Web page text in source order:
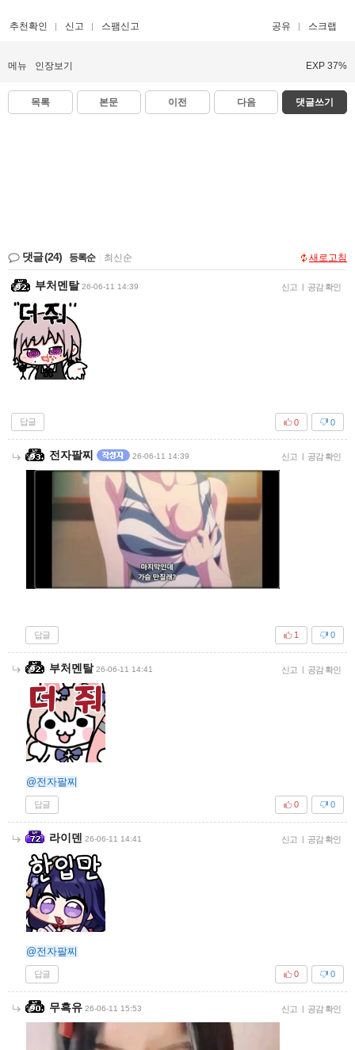
추천확인 신고 스팸신고 공유 스크랩
메뉴 인장보기 EXP 37%
목록 본문 이전 다음 댓글쓰기
댓글(24) 등록순 최신순 새로고침
부처멘탈 26-06-11 14:39 신고 | 공감 확인
답글 0
0
전자팔찌 26-06-11 14:39 신고 | 공감 확인
답글 0
1
부처멘탈 26-06-11 14:41 신고 | 공감 확인
@전자팔찌
답글 0
0
라이덴 26-06-11 14:41 신고 | 공감 확인
@전자팔찌
답글 0
0
무흑유 26-06-11 15:53 신고 | 공감 확인